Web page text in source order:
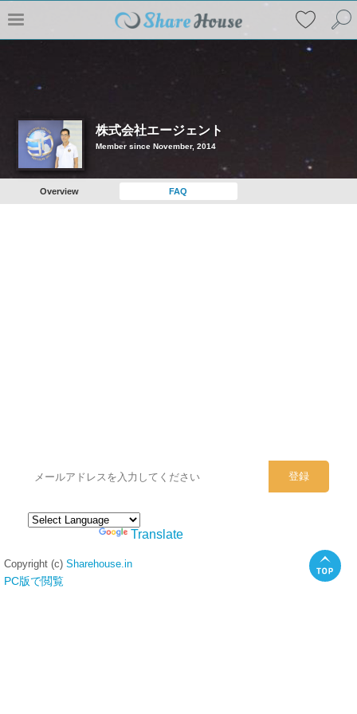
株式会社エージェント
Member since November, 2014
Overview FAQ
Translate
Copyright (c) Sharehouse.in
PC版で閲覧